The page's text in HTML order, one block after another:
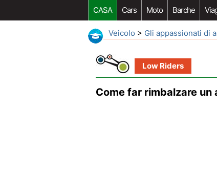
CASA Cars Moto Barche
Veicolo > Gli appassionati di
Low Riders
Come far rimbalzare un